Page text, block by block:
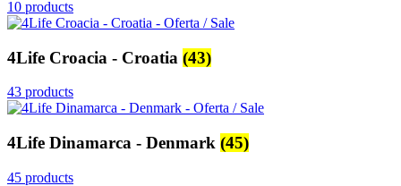
10 products
4Life Croacia - Croatia (43)
43 products
4Life Dinamarca - Denmark (45)
45 products